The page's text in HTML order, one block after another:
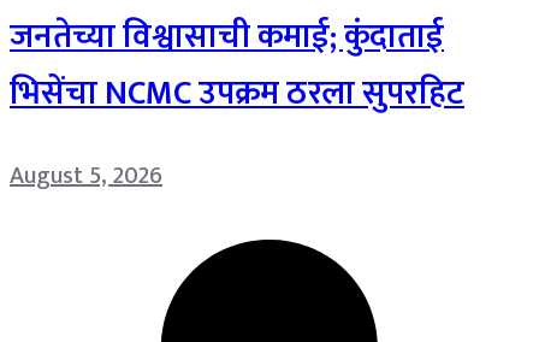
जनतेच्या विश्वासाची कमाई; कुंदाताई
भिसेंचा NCMC उपक्रम ठरला सुपरहिट
August 5, 2026